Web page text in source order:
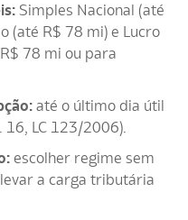
Simples Nacional (até
(até R$ 78 mi) e Lucro
78 mi ou para
até o último dia útil
16, LC 123/2006).
escolher regime sem
a carga tributária